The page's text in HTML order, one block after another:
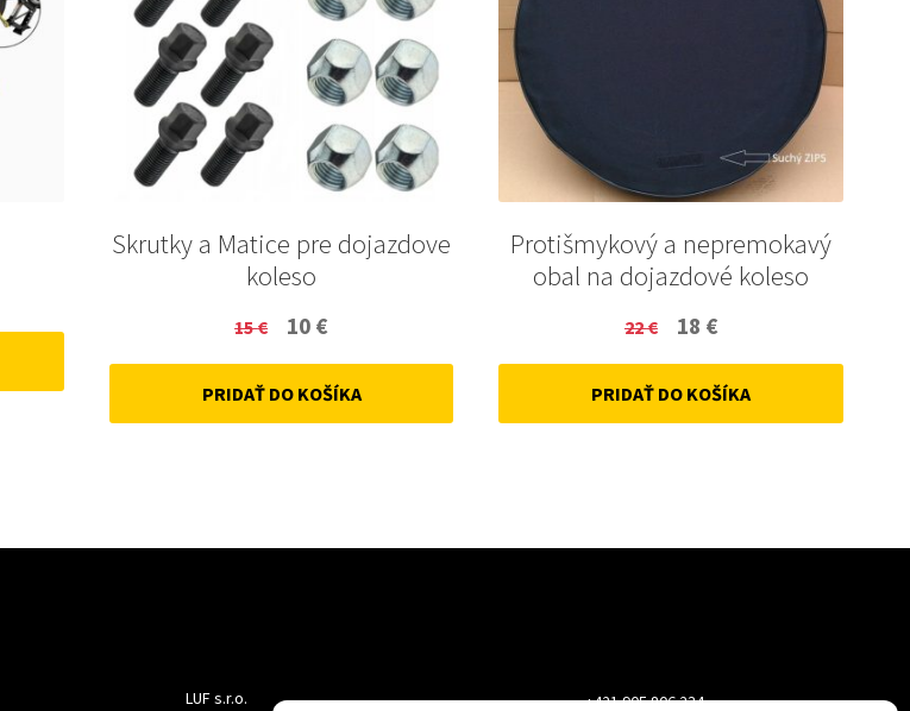
Skrutky a Matice pre dojazdove
koleso
15€
Original
price
was:
10 €Current
price
is:
PRIDAŤ DO KOŠÍKA
Protišmykový a nepremokavý
obal na dojazdové koleso
22€
Original
price
was:
18 €Current
price
is:
PRIDAŤ DO KOŠÍKA
LUF s.r.o. +421 905 806 234